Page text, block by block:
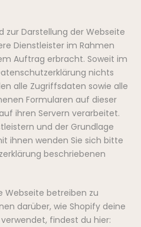
zur Darstellung der Webseite
Dienstleister im Rahmen
Auftrag erbracht. Soweit im
nichts
alle Zugriffsdaten sowie alle
Formularen auf dieser
ihren Servern verarbeitet.
und der Grundlage
ihnen wenden Sie sich bitte
beschriebenen
Webseite betreiben zu
darüber, wie Shopify deine
findest du hier: